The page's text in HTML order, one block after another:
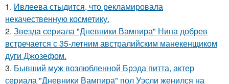
1. Ивлеева стыдится, что рекламировала
некачественную косметику.
2. Звeздa сериала "Дневники Вампира" Нина добрев
встречается с 35-летним австралийским манекенщиком
дуги Джозефом.
3. Бывший муж возлюбленной Брэда питта, актер
сериала "Дневники Вампира" пол Уэсли женился на